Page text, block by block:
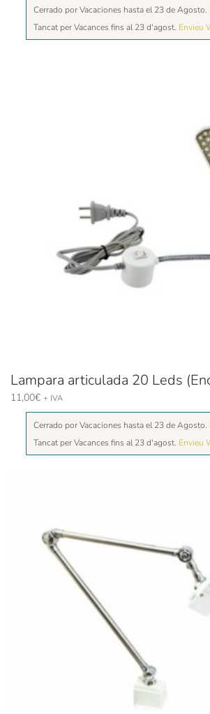
Cerrado por Vacaciones hasta el 23 de Agosto.
Tancat per Vacances fins al 23 d'agost. Envieu
Lampara articulada 20 Leds
11,00€ + IVA
Cerrado por Vacaciones hasta el 23 de Agosto.
Tancat per Vacances fins al 23 d'agost. Envieu